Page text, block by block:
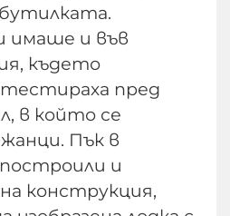
имаше и във
където
пред
в който се
Пък в
и
конструкция,